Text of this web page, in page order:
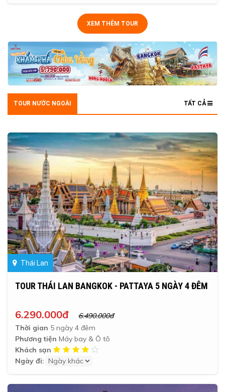
XEM THÊM TOUR
TOUR NƯỚC NGOÀI TẤT CẢ
Thái Lan
TOUR THÁI LAN BANGKOK - PATTAYA 5 NGÀY 4 ĐÊM
6.290.000đ
6.490.000đ
Thời gian 5 ngày 4 đêm
Phương tiện Máy bay & Ô tô
Khách sạn
Ngày đi: